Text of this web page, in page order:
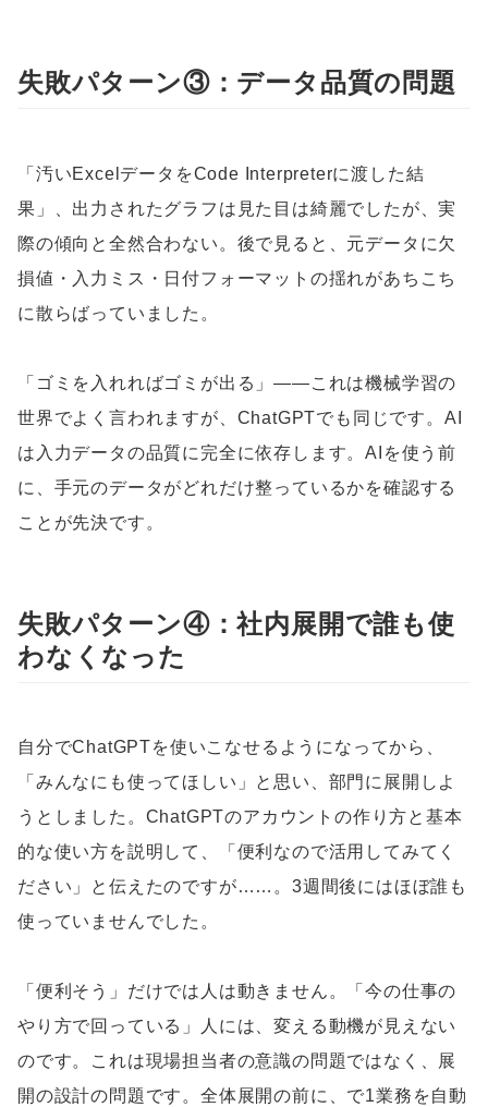
失敗パターン③：データ品質の問題
「汚いExcelデータをCode Interpreterに渡した結
果」、出力されたグラフは見た目は綺麗でしたが、実
際の傾向と全然合わない。後で見ると、元データに欠
損値・入力ミス・日付フォーマットの揺れがあちこち
に散らばっていました。
「ゴミを入れればゴミが出る」——これは機械学習の
世界でよく言われますが、ChatGPTでも同じです。AI
は入力データの品質に完全に依存します。AIを使う前
に、手元のデータがどれだけ整っているかを確認する
ことが先決です。
失敗パターン④：社内展開で誰も使
わなくなった
自分でChatGPTを使いこなせるようになってから、
「みんなにも使ってほしい」と思い、部門に展開しよ
うとしました。ChatGPTのアカウントの作り方と基本
的な使い方を説明して、「便利なので活用してみてく
ださい」と伝えたのですが……。3週間後にはほぼ誰も
使っていませんでした。
「便利そう」だけでは人は動きません。「今の仕事の
やり方で回っている」人には、変える動機が見えない
のです。これは現場担当者の意識の問題ではなく、展
開の設計の問題です。全体展開の前に、で1業務を自動